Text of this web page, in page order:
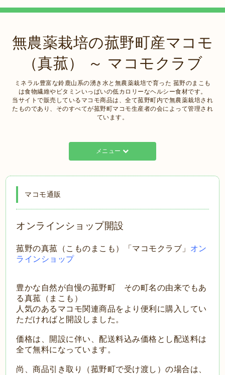
無農薬栽培の菰野町産マコモ
（真菰） ～ マコモクラブ
ミネラル豊富な鈴鹿山系の湧き水と無農薬栽培で育った 菰野のまこも
は食物繊維やビタミンいっぱいの低カロリーなヘルシー食材です。
当サイトで販売しているマコモ商品は、全て菰野町内で無農薬栽培され
たものであり、そのすべてが菰野町マコモ生産者の会によって管理され
ています。
メニュー
マコモ通販
オンラインショップ開設
菰野の真菰（こものまこも）「マコモクラブ」 オン
ラインショップ
豊かな自然が自慢の菰野町 その町名の由来でもあ
る真菰（まこも）
人気のあるマコモ関連商品をより便利に購入してい
ただければと開設しました。
価格は、開設に伴い、配送料込み価格とし配送料は
全て無料になっています。
尚、商品引き取り（菰野町で受け渡し）の場合は、